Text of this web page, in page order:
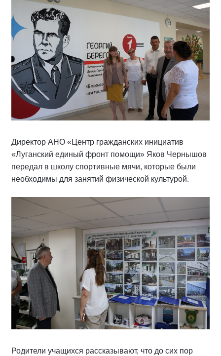
Директор АНО «Центр гражданских инициатив
«Луганский единый фронт помощи» Яков Чернышов
передал в школу спортивные мячи, которые были
необходимы для занятий физической культурой.
Родители учащихся рассказывают, что до сих пор